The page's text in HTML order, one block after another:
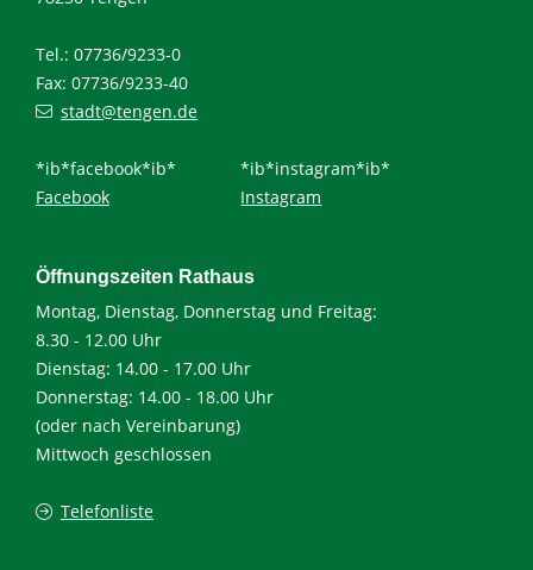
Tel.: 07736/9233-0
Fax: 07736/9233-40
stadt@tengen.de
*ib*facebook*ib*
Facebook
*ib*instagram*ib*
Instagram
Öffnungszeiten Rathaus
Montag, Dienstag, Donnerstag und Freitag:
8.30 - 12.00 Uhr
Dienstag: 14.00 - 17.00 Uhr
Donnerstag: 14.00 - 18.00 Uhr
(oder nach Vereinbarung)
Mittwoch geschlossen
Telefonliste